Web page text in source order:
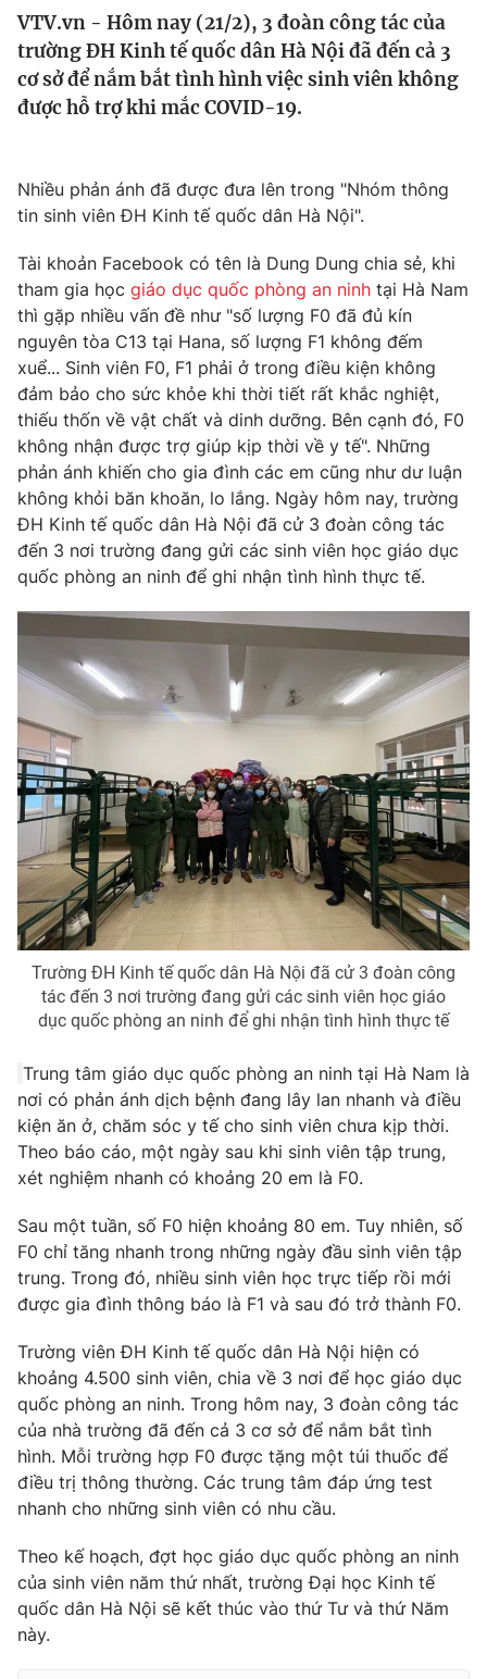
Tin tức
Thế giới đó đây
Câu chuyện quốc tế
Kinh tế
Tài chính
Góc doanh nghiệp
Dữ liệu và đời sống
Truyền hình
Phim VTV
Hậu trường
Nhân vật
Khán giả
Giải sao mai
Điện ảnh
Âm nhạc
Sao
Đời sống
Du lịch
Làm đẹp
Chất lượng cuộc sống
Giáo dục
Tuyển sinh
Học trực tuyến
Công nghệ
Hitech Công nghệ tương lai
Sản phẩm
Thị trường
Tư vấn
Giao lưu trực tuyến
Lịch phát sóng
Chuyên mục khác
Emagazine Podcast
Photo Infographic
Video Shorts video
VTV Money VTV Thể thao
VTV Sức khoẻ Bất động sản
Thị trường 24h Tấm lòng Việt
VTV9 VTV8
Liên hệ tòa soạn English
THỜI BÁO VTV
Theo dõi báo trên
Cơ quan chủ quản: Đài Truyền hình Việt Nam
Cơ quan báo chí:Thời báo VTV
Giấy phép hoạt động báo in và báo điện tử số 483/GP-BTTTT
cấp ngày 29/12/2023
Tổng Biên tập: Vũ Thanh Thủy
Phó Tổng Biên tập: Nguyễn Thị Mỹ Hạnh, Phạm Quốc Thắng,
Nguyễn Trọng Ninh
VTV.vn - Hôm nay (21/2), 3 đoàn công tác của
trường ĐH Kinh tế quốc dân Hà Nội đã đến cả 3
cơ sở để nắm bắt tình hình việc sinh viên không
được hỗ trợ khi mắc COVID-19.
Nhiều phản ánh đã được đưa lên trong "Nhóm thông
tin sinh viên ĐH Kinh tế quốc dân Hà Nội".
Tài khoản Facebook có tên là Dung Dung chia sẻ, khi
tham gia học giáo dục quốc phòng an ninh tại Hà Nam
thì gặp nhiều vấn đề như "số lượng F0 đã đủ kín
nguyên tòa C13 tại Hana, số lượng F1 không đếm
xuể... Sinh viên F0, F1 phải ở trong điều kiện không
đảm bảo cho sức khỏe khi thời tiết rất khắc nghiệt,
thiếu thốn về vật chất và dinh dưỡng. Bên cạnh đó, F0
không nhận được trợ giúp kịp thời về y tế". Những
phản ánh khiến cho gia đình các em cũng như dư luận
không khỏi băn khoăn, lo lắng. Ngày hôm nay, trường
ĐH Kinh tế quốc dân Hà Nội đã cử 3 đoàn công tác
đến 3 nơi trường đang gửi các sinh viên học giáo dục
quốc phòng an ninh để ghi nhận tình hình thực tế.
Trường ĐH Kinh tế quốc dân Hà Nội đã cử 3 đoàn công
tác đến 3 nơi trường đang gửi các sinh viên học giáo
dục quốc phòng an ninh để ghi nhận tình hình thực tế
Trung tâm giáo dục quốc phòng an ninh tại Hà Nam là
nơi có phản ánh dịch bệnh đang lây lan nhanh và điều
kiện ăn ở, chăm sóc y tế cho sinh viên chưa kịp thời.
Theo báo cáo, một ngày sau khi sinh viên tập trung,
xét nghiệm nhanh có khoảng 20 em là F0.
Sau một tuần, số F0 hiện khoảng 80 em. Tuy nhiên, số
F0 chỉ tăng nhanh trong những ngày đầu sinh viên tập
trung. Trong đó, nhiều sinh viên học trực tiếp rồi mới
được gia đình thông báo là F1 và sau đó trở thành F0.
Trường viên ĐH Kinh tế quốc dân Hà Nội hiện có
khoảng 4.500 sinh viên, chia về 3 nơi để học giáo dục
quốc phòng an ninh. Trong hôm nay, 3 đoàn công tác
của nhà trường đã đến cả 3 cơ sở để nắm bắt tình
hình. Mỗi trường hợp F0 được tặng một túi thuốc để
điều trị thông thường. Các trung tâm đáp ứng test
nhanh cho những sinh viên có nhu cầu.
Theo kế hoạch, đợt học giáo dục quốc phòng an ninh
của sinh viên năm thứ nhất, trường Đại học Kinh tế
quốc dân Hà Nội sẽ kết thúc vào thứ Tư và thứ Năm
này.